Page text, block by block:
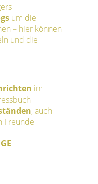
um die
– hier können
und die
im
, auch
Freunde